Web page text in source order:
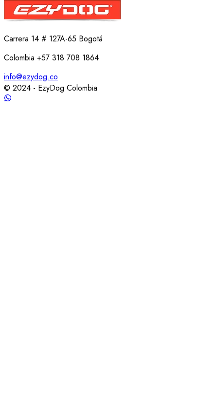
Carrera 14 # 127A-65 Bogotá
Colombia +57 318 708 1864
info@ezydog.co
© 2024 - EzyDog Colombia